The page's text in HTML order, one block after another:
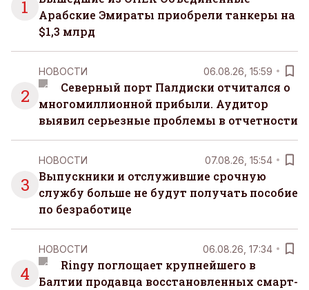
1
Арабские Эмираты приобрели танкеры на
$1,3 млрд
2
НОВОСТИ 06.08.26, 15:59
Северный порт Палдиски отчитался о
многомиллионной прибыли. Аудитор
выявил серьезные проблемы в отчетности
3
НОВОСТИ 07.08.26, 15:54
Выпускники и отслужившие срочную
службу больше не будут получать пособие
по безработице
4
НОВОСТИ 06.08.26, 17:34
Ringy поглощает крупнейшего в
Балтии продавца восстановленных смарт-